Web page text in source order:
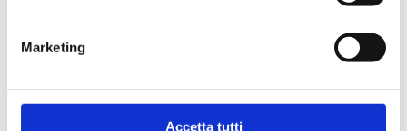
Marketing
Accetta tutti
PRIORI SE UN CALENDARIO SIA
3 Agosto 2026